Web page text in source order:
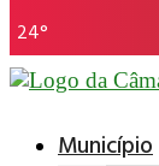
24°
Município